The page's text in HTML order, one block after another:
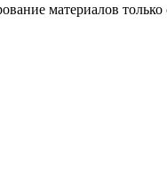
материалов